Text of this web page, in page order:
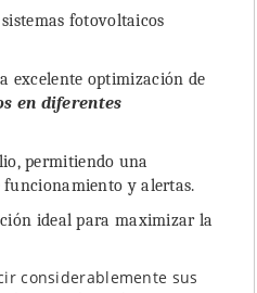
fotovoltaicos
excelente optimización de
en diferentes
permitiendo una
y alertas.
ideal para maximizar la
considerablemente sus